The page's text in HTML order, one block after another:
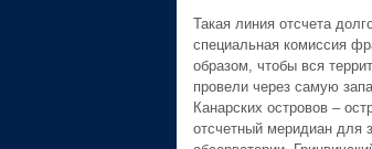
Такая линия отсчета
специальная комиссия
образом, чтобы вся
провели через самую
Канарских островов –
отсчетный меридиан для